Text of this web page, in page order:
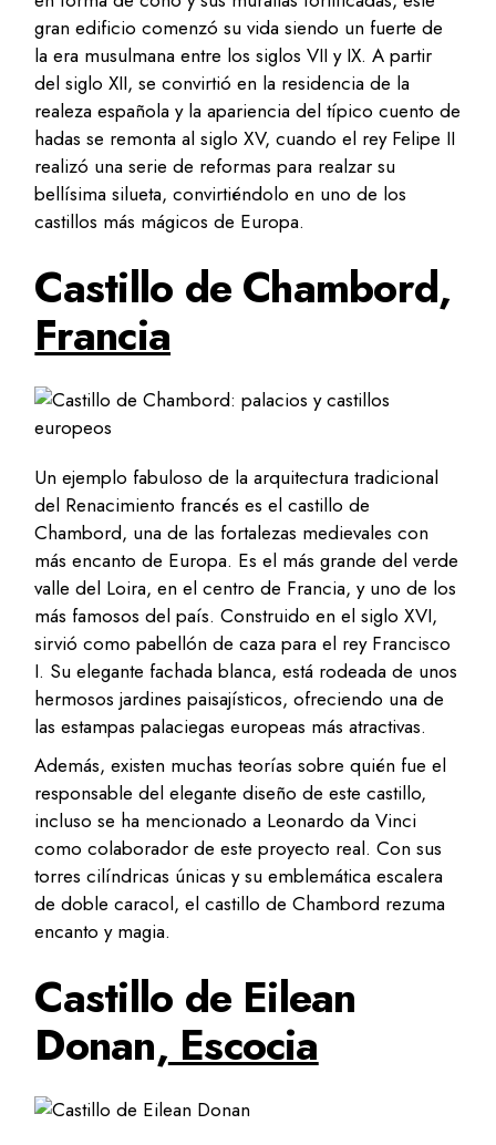
gran edificio comenzó su vida siendo un fuerte de
la era musulmana entre los siglos VII y IX. A partir
del siglo XII, se convirtió en la residencia de la
realeza española y la apariencia del típico cuento de
hadas se remonta al siglo XV, cuando el rey Felipe II
realizó una serie de reformas para realzar su
bellísima silueta, convirtiéndolo en uno de los
castillos más mágicos de Europa.
Castillo de Chambord,
Francia
Un ejemplo fabuloso de la arquitectura tradicional
del Renacimiento francés es el castillo de
Chambord, una de las fortalezas medievales con
más encanto de Europa. Es el más grande del verde
valle del Loira, en el centro de Francia, y uno de los
más famosos del país. Construido en el siglo XVI,
sirvió como pabellón de caza para el rey Francisco
I. Su elegante fachada blanca, está rodeada de unos
hermosos jardines paisajísticos, ofreciendo una de
las estampas palaciegas europeas más atractivas.
Además, existen muchas teorías sobre quién fue el
responsable del elegante diseño de este castillo,
incluso se ha mencionado a Leonardo da Vinci
como colaborador de este proyecto real. Con sus
torres cilíndricas únicas y su emblemática escalera
de doble caracol, el castillo de Chambord rezuma
encanto y magia.
Castillo de Eilean
Donan,Escocia